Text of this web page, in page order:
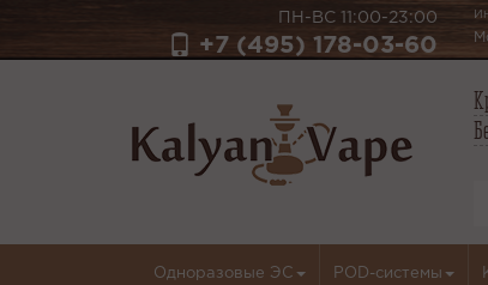
ПН-ВС 11:00-23:00
+7 (495) 178-03-60
Одноразовые ЭС POD-системы